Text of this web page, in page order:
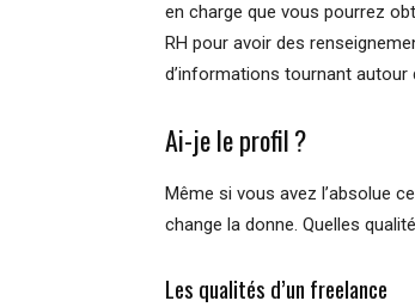
en charge que vous pourrez
RH pour avoir des
d’informations tournant autour
Ai-je le profil ?
Même si vous avez l’absolue
change la donne. Quelles
Les qualités d’un freelance